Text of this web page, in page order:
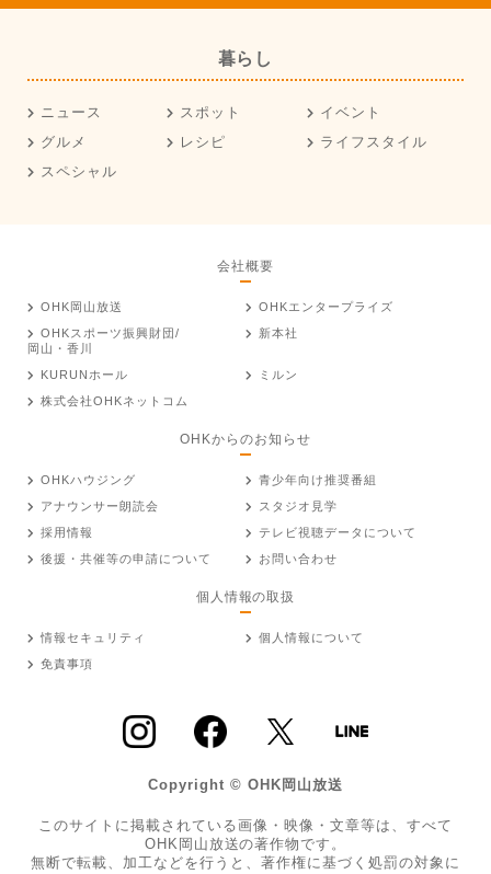
暮らし
ニュース スポット
イベント
グルメ
レシピ
ライフスタイル
スペシャル
会社概要
OHK岡山放送
OHKエンタープライズ
OHKスポーツ振興財団/
岡山・香川
新本社
KURUNホール
ミルン
株式会社OHKネットコム
OHKからのお知らせ
OHKハウジング
青少年向け推奨番組
アナウンサー朗読会
スタジオ見学
採用情報
テレビ視聴データについて
後援・共催等の申請について
お問い合わせ
個人情報の取扱
情報セキュリティ
個人情報について
免責事項
Copyright © OHK岡山放送
このサイトに掲載されている画像・映像・文章等は、すべて
OHK岡山放送の著作物です。
無断で転載、加工などを行うと、著作権に基づく処罰の対象に